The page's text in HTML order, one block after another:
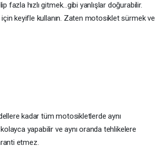
fazla hızlı gitmek...gibi yanlışlar doğurabilir.
keyifle kullanın. Zaten motosiklet sürmek ve
kadar tüm motosikletlerde aynı
yapabilir ve aynı oranda tehlikelere
etmez.